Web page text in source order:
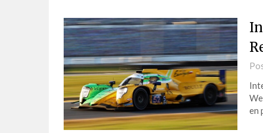
en